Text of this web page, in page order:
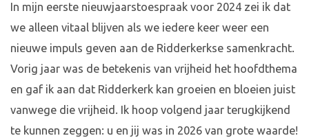
In mijn eerste nieuwjaarstoespraak voor 2024 zei ik dat
we alleen vitaal blijven als we iedere keer weer een
nieuwe impuls geven aan de Ridderkerkse samenkracht.
Vorig jaar was de betekenis van vrijheid het hoofdthema
en gaf ik aan dat Ridderkerk kan groeien en bloeien juist
vanwege die vrijheid. Ik hoop volgend jaar terugkijkend
te kunnen zeggen: u en jij was in 2026 van grote waarde!